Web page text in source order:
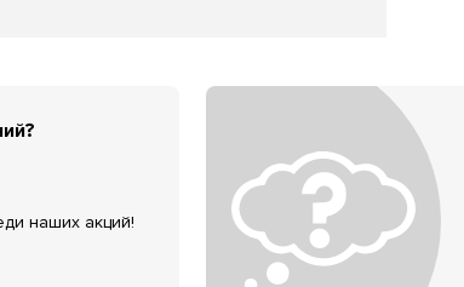
наших акций!